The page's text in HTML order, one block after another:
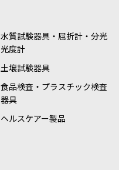
水質試験器具・屈折計・分光
光度計
土壌試験器具
食品検査・プラスチック検査
器具
ヘルスケアー製品